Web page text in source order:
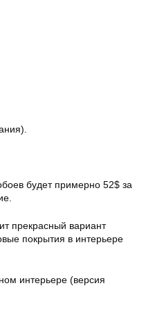
будет примерно 52$ за
прекрасный вариант
покрытия в интерьере
интерьере (версия